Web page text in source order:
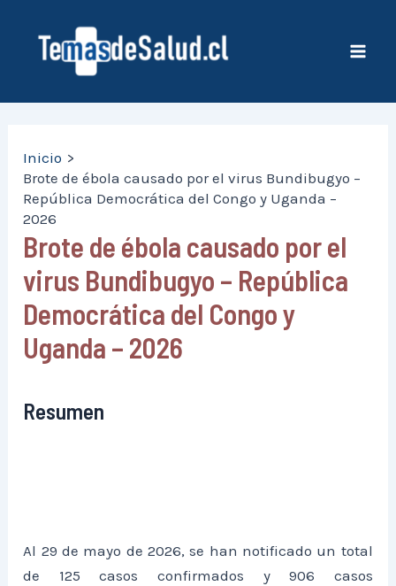
contenido
Inicio
Brote de ébola causado por el virus Bundibugyo –
República Democrática del Congo y Uganda –
2026
Brote de ébola causado por el
virus Bundibugyo – República
Democrática del Congo y
Uganda – 2026
Resumen
Al 29 de mayo de 2026, se han notificado un total
de 125 casos confirmados y 906 casos